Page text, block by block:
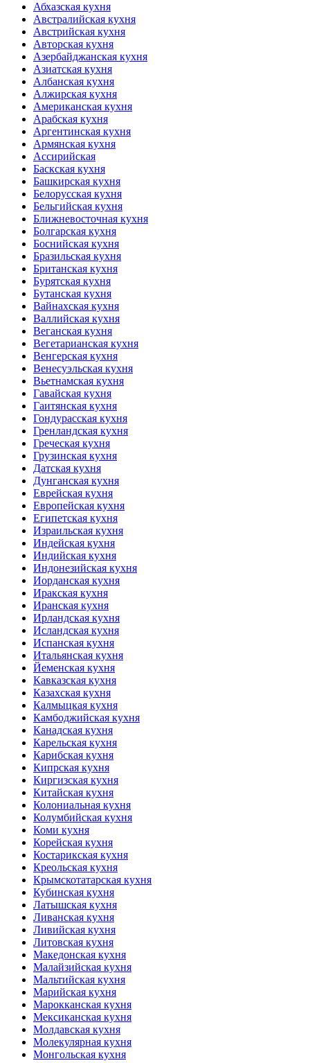
Абхазская кухня
Австралийская кухня
Австрийская кухня
Авторская кухня
Азербайджанская кухня
Азиатская кухня
Албанская кухня
Алжирская кухня
Американская кухня
Арабская кухня
Аргентинская кухня
Армянская кухня
Ассирийская
Баскская кухня
Башкирская кухня
Белорусская кухня
Бельгийская кухня
Ближневосточная кухня
Болгарская кухня
Боснийская кухня
Бразильская кухня
Британская кухня
Бурятская кухня
Бутанская кухня
Вайнахская кухня
Валлийская кухня
Веганская кухня
Вегетарианская кухня
Венгерская кухня
Венесуэльская кухня
Вьетнамская кухня
Гавайская кухня
Гаитянская кухня
Гондурасская кухня
Гренландская кухня
Греческая кухня
Грузинская кухня
Датская кухня
Дунганская кухня
Еврейская кухня
Европейская кухня
Египетская кухня
Израильская кухня
Индейская кухня
Индийская кухня
Индонезийская кухня
Иорданская кухня
Иракская кухня
Иранская кухня
Ирландская кухня
Исландская кухня
Испанская кухня
Итальянская кухня
Йеменская кухня
Кавказская кухня
Казахская кухня
Калмыцкая кухня
Камбоджийская кухня
Канадская кухня
Карельская кухня
Карибская кухня
Кипрская кухня
Киргизская кухня
Китайская кухня
Колониальная кухня
Колумбийская кухня
Коми кухня
Корейская кухня
Костарикская кухня
Креольская кухня
Крымскотатарская кухня
Кубинская кухня
Латышская кухня
Ливанская кухня
Ливийская кухня
Литовская кухня
Македонская кухня
Малайзийская кухня
Мальтийская кухня
Марийская кухня
Марокканская кухня
Мексиканская кухня
Молдавская кухня
Молекулярная кухня
Монгольская кухня